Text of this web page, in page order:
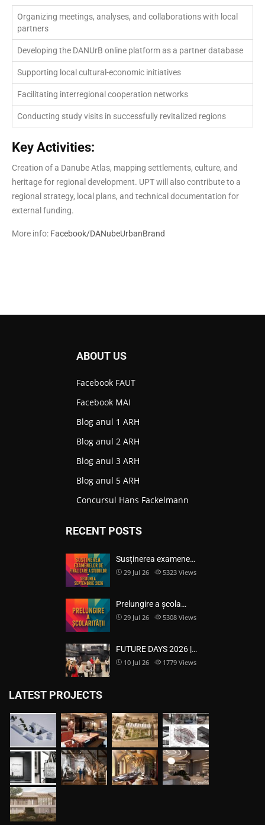
Organizing meetings, analyses, and collaborations with local
partners
Developing the DANUrB online platform as a partner database
Supporting local cultural-economic initiatives
Facilitating interregional cooperation networks
Conducting study visits in successfully revitalized regions
Key Activities:
Creation of a Danube Atlas, mapping settlements, culture, and
heritage for regional development. UPT will also contribute to a
regional strategy, local plans, and technical documentation for
external funding.
More info: Facebook/DANubeUrbanBrand
ABOUT US
Facebook FAUT
Facebook MAI
Blog anul 1 ARH
Blog anul 2 ARH
Blog anul 3 ARH
Blog anul 5 ARH
Concursul Hans Fackelmann
RECENT POSTS
Susținerea examene…
29 Jul 26 5323 Views
Prelungire a școla…
29 Jul 26 5308 Views
FUTURE DAYS 2026 |…
10 Jul 26 1779 Views
LATEST PROJECTS